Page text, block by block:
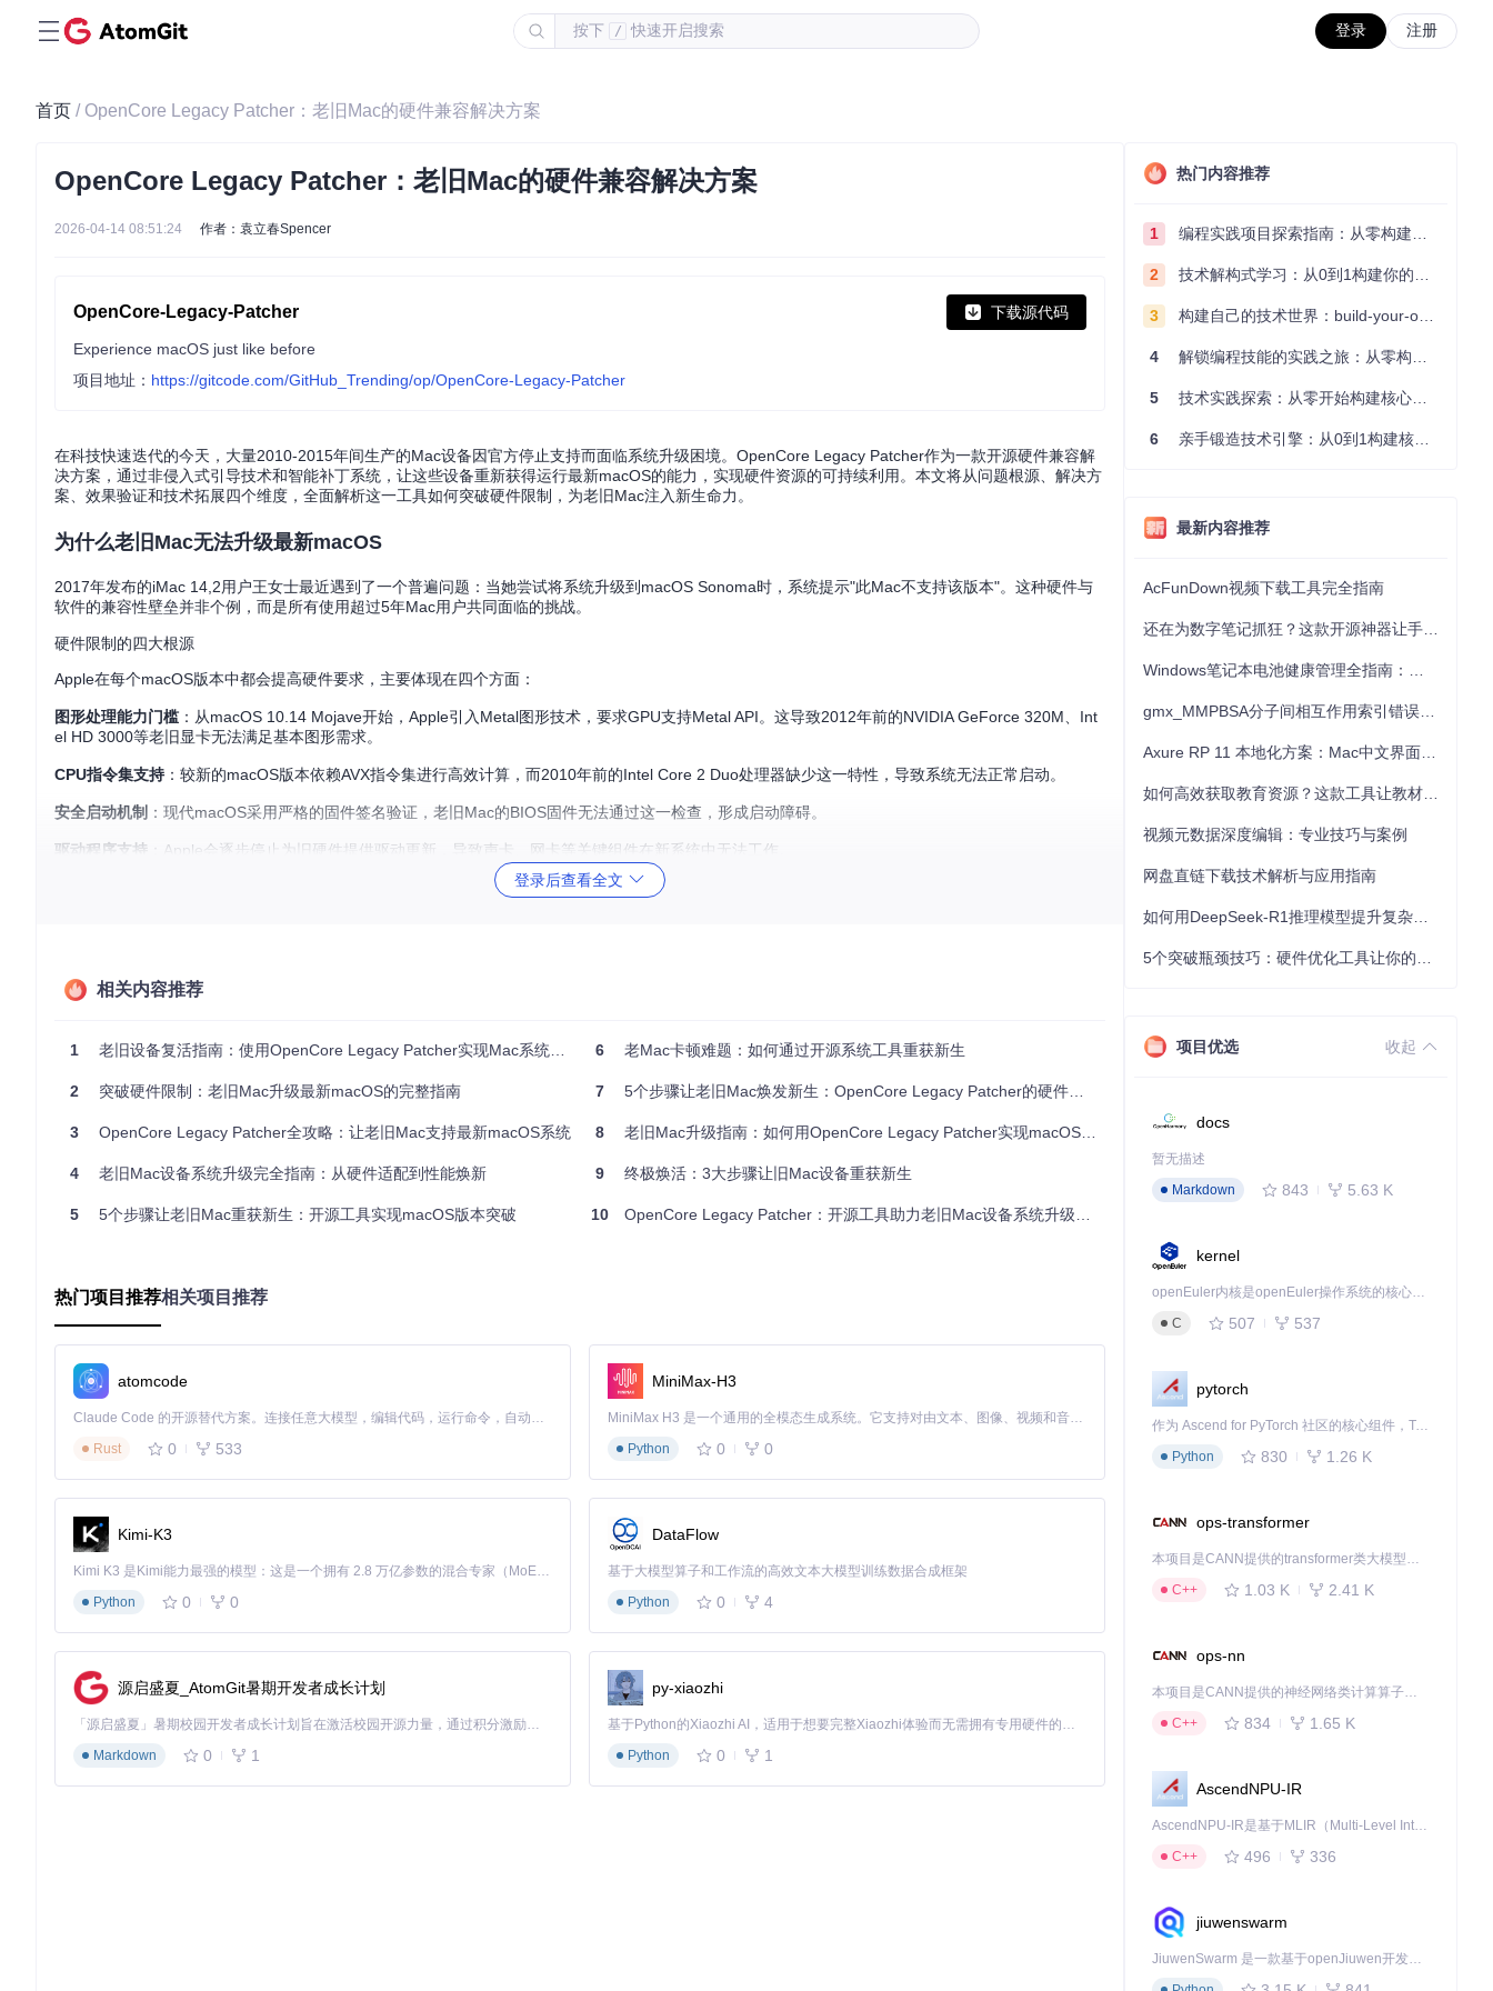
按下 / 快速开启搜索 登录 注册
首页 / OpenCore Legacy Patcher：老旧Mac的硬件兼容解决方案
OpenCore Legacy Patcher：老旧Mac的硬件兼容解决方案
2026-04-14 08:51:24 作者：袁立春Spencer
OpenCore-Legacy-Patcher 下载源代码
Experience macOS just like before
项目地址： https://gitcode.com/GitHub_Trending/op/OpenCore-Legacy-Patcher
在科技快速迭代的今天，大量2010-2015年间生产的Mac设备因官方停止支持而面临系统升级困境。OpenCore Legacy Patcher作为一款开源硬件兼容解
决方案，通过非侵入式引导技术和智能补丁系统，让这些设备重新获得运行最新macOS的能力，实现硬件资源的可持续利用。本文将从问题根源、解决方
案、效果验证和技术拓展四个维度，全面解析这一工具如何突破硬件限制，为老旧Mac注入新生命力。
为什么老旧Mac无法升级最新macOS
2017年发布的iMac 14,2用户王女士最近遇到了一个普遍问题：当她尝试将系统升级到macOS Sonoma时，系统提示"此Mac不支持该版本"。这种硬件与
软件的兼容性壁垒并非个例，而是所有使用超过5年Mac用户共同面临的挑战。
硬件限制的四大根源
Apple在每个macOS版本中都会提高硬件要求，主要体现在四个方面：
图形处理能力门槛 ：从macOS 10.14 Mojave开始，Apple引入Metal图形技术，要求GPU支持Metal API。这导致2012年前的NVIDIA GeForce 320M、Int
el HD 3000等老旧显卡无法满足基本图形需求。
CPU指令集支持 ：较新的macOS版本依赖AVX指令集进行高效计算，而2010年前的Intel Core 2 Duo处理器缺少这一特性，导致系统无法正常启动。
安全启动机制 ：现代macOS采用严格的固件签名验证，老旧Mac的BIOS固件无法通过这一检查，形成启动障碍。
驱动程序支持 ：Apple会逐步停止为旧硬件提供驱动更新，导致声卡、网卡等关键组件在新系统中无法工作。
这些限制形成了一道无形的壁垒，使得大量功能完好的Mac设备被迫提前退役。
OpenCore Legacy Patcher采用三层架构设计，从引导、系统到应用层全方位解决兼容性问题。这种模块化设计不仅确保了系统稳定性，也为不同硬件配
置提供了灵活的适配方案。
通过主界面选择"Build and Install OpenCore"选项。
引导配置构建过程完全自动化，工具会根据硬件型号自动选择合适的驱动和补丁。构建完成后，用户可以将生成的EFI文件安装到目标磁盘的ESP分区。这
一步骤相当于为老旧Mac安装了一个"翻译器"，能够将新系统指令转换为硬件可理解的语言。
成功引导新系统后，还需要解决硬件功能缺失问题。这一步通过"Post-Install Root Patch"功能实现，工具会分析系统硬件并安装相应的驱动补丁。
安装Intel HD 6000显卡的Metal模拟驱动
修复电源管理模块，解决待机唤醒问题
优化USB控制器驱动，恢复所有端口功能
修补音频驱动，解决外放无声音问题
整个过程无需用户干预，工具会自动完成所有必要的系统修改。完成后重启系统，原本不支持的硬件功能将全部恢复。
应用层适配：优化用户体验
少某些指令集的CPU，会通过动态二进制翻译技术模拟相关功能。
统版本。
如何验证OpenCore Legacy Patcher的效果
成功安装并配置OpenCore Legacy Patcher后，需要从多个维度验证系统状态，确保所有硬件功能正常工作。这一验证过程不仅能确认补丁效果，也是排
登录后查看全文
相关内容推荐
1 老旧设备复活指南：使用OpenCore Legacy Patcher实现Mac系统升级
2 突破硬件限制：老旧Mac升级最新macOS的完整指南
3 OpenCore Legacy Patcher全攻略：让老旧Mac支持最新macOS系统
4 老旧Mac设备系统升级完全指南：从硬件适配到性能焕新
5 5个步骤让老旧Mac重获新生：开源工具实现macOS版本突破
6 老Mac卡顿难题：如何通过开源系统工具重获新生
7 5个步骤让老旧Mac焕发新生：OpenCore Legacy Patcher的硬件突破方案
8 老旧Mac升级指南：如何用OpenCore Legacy Patcher实现macOS新系统支持
9 终极焕活：3大步骤让旧Mac设备重获新生
10 OpenCore Legacy Patcher：开源工具助力老旧Mac设备系统升级指南
热门项目推荐相关项目推荐
atomcode
Claude Code 的开源替代方案。连接任意大模型，编辑代码，运行命令，自动验证 — 全自动执行。用 Rust 构建，极致性能。 ｜ An open-source alternative to Claude Code. Connect any LLM, edit code, run commands, and verify changes — autonomously. Built in Rust for speed. Get Started
Rust
0 533
MiniMax-H3
MiniMax H3 是一个通用的全模态生成系统。它支持对由文本、图像、视频和音频组成的多模态上下文进行统一理解，并能生成分辨率高达 2K、时长可达 15 秒的带原生立体声音频的视频。得益于面向任务泛化的系统设计，H3 在预训练阶段就已具备广泛的多模态上下文理解与生成能力，能够出色地执行复杂的多模态指令。
Python
0 0
Kimi-K3
Kimi K3 是Kimi能力最强的模型：这是一个拥有 2.8 万亿参数的混合专家（MoE）模型，具备原生视觉理解能力，并支持 100 万 token 的上下文窗口。
Python
0 0
DataFlow
基于大模型算子和工作流的高效文本大模型训练数据合成框架
Python
0 4
源启盛夏_AtomGit暑期开发者成长计划
「源启盛夏」暑期校园开发者成长计划旨在激活校园开源力量，通过积分激励、认证扶持、资源倾斜等形式，引导高校组织和开发者完成「入驻 — 建项目 — 做贡献 — 获认证 — 得资源」的完整闭环。无论你是想带领社团入驻平台的组织者，还是希望用代码贡献证明自己的开发者，都能在这里找到属于你的成长路径。
Markdown
0 1
py-xiaozhi
基于Python的Xiaozhi AI，适用于想要完整Xiaozhi体验而无需拥有专用硬件的用户。
Python
0 1
热门内容推荐
1 编程实践项目探索指南：从零构建技术能力体系
2 技术解构式学习：从0到1构建你的编程知识体系
3 构建自己的技术世界：build-your-own-x项目的实践探索指南
4 解锁编程技能的实践之旅：从零构建你的技术世界
5 技术实践探索：从零开始构建核心系统的实践指南
6 亲手锻造技术引擎：从0到1构建核心系统的实践指南
最新内容推荐
AcFunDown视频下载工具完全指南
视频元数据深度编辑：专业技巧与案例
网盘直链下载技术解析与应用指南
项目优选 收起
docs
暂无描述
Markdown
843 5.63 K
kernel
openEuler内核是openEuler操作系统的核心，既是系统性能与稳定性的基石，也是连接处理器、设备与服务的桥梁。
C
507 537
pytorch
作为 Ascend for PyTorch 社区的核心组件，TorchNPU 是昇腾专为 PyTorch 打造的深度学习适配插件，使 PyTorch 框架能够直接调用昇腾 NPU，为开发者提供昇腾 AI 处理器的超强算力。
Python
830 1.26 K
ops-transformer
本项目是CANN提供的transformer类大模型算子库，实现网络在NPU上加速计算。
C++
1.03 K 2.41 K
ops-nn
本项目是CANN提供的神经网络类计算算子库，实现网络在NPU上加速计算。
C++
834 1.65 K
AscendNPU-IR
AscendNPU-IR是基于MLIR（Multi-Level Intermediate Representation）构建的，面向昇腾亲和算子编译时使用的中间表示，提供昇腾完备表达能力，通过编译优化提升昇腾AI处理器计算效率，支持通过生态框架使能昇腾AI处理器与深度调优
C++
496 336
jiuwenswarm
JiuwenSwarm 是一款基于openJiuwen开发的智能AI Agent，它能够将大语言模型的强大能力，通过你日常使用的各类通讯应用，直接延伸至你的指尖。